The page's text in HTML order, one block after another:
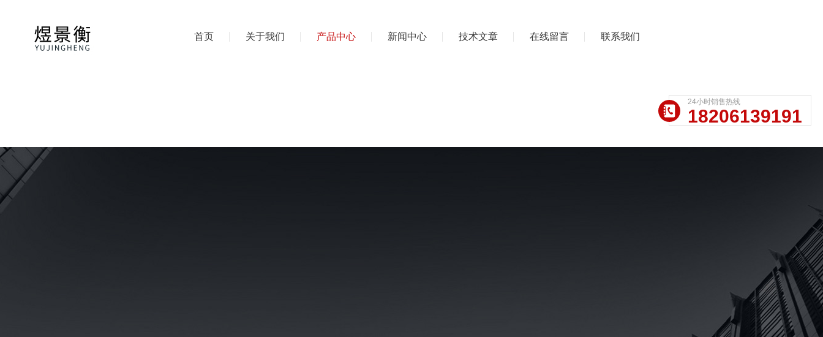
首页 关于我们 产品中心 新闻中心 技术文章 在线留言 联系我们
24小时销售热线
18206139191